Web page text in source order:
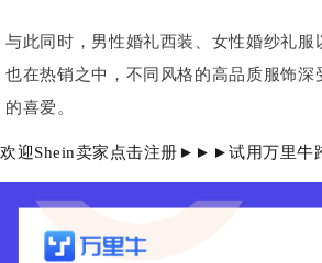
与此同时，男性婚礼西装、女性婚纱礼服
也在热销之中，不同风格的高品质服饰深
的喜爱。
欢迎Shein卖家点击注册►►►试用万里牛